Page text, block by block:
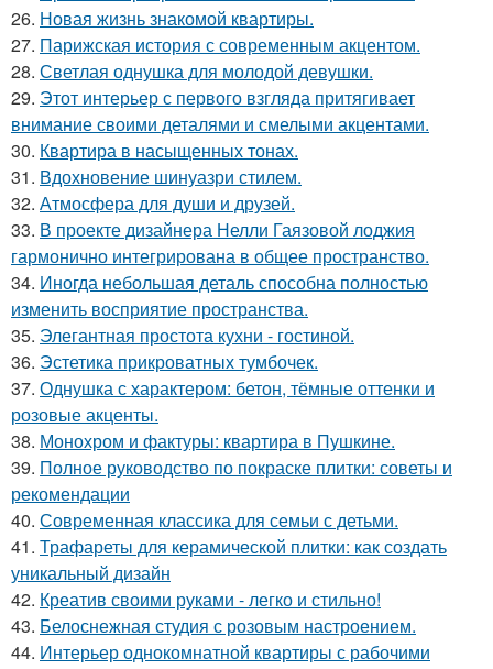
26. Новая жизнь знакомой квартиры.
27. Парижская история с современным акцентом.
28. Светлая однушка для молодой девушки.
29. Этот интерьер с первого взгляда притягивает
внимание своими деталями и смелыми акцентами.
30. Квартира в насыщенных тонах.
31. Вдохновение шинуазри стилем.
32. Атмосфера для души и друзей.
33. В проекте дизайнера Нелли Гаязовой лоджия
гармонично интегрирована в общее пространство.
34. Иногда небольшая деталь способна полностью
изменить восприятие пространства.
35. Элегантная простота кухни - гостиной.
36. Эстетика прикроватных тумбочек.
37. Однушка с характером: бетон, тёмные оттенки и
розовые акценты.
38. Монохром и фактуры: квартира в Пушкине.
39. Полное руководство по покраске плитки: советы и
рекомендации
40. Современная классика для семьи с детьми.
41. Трафареты для керамической плитки: как создать
уникальный дизайн
42. Креатив своими руками - легко и стильно!
43. Белоснежная студия с розовым настроением.
44. Интерьер однокомнатной квартиры с рабочими